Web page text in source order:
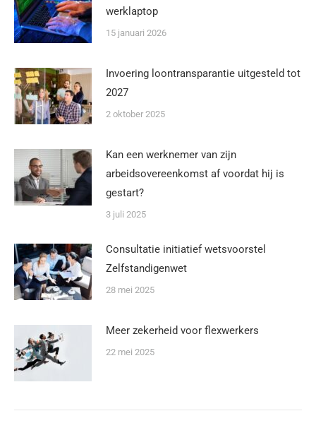
werklaptop
15 januari 2026
Invoering loontransparantie uitgesteld tot
2027
2 oktober 2025
Kan een werknemer van zijn
arbeidsovereenkomst af voordat hij is
gestart?
3 juli 2025
Consultatie initiatief wetsvoorstel
Zelfstandigenwet
28 mei 2025
Meer zekerheid voor flexwerkers
22 mei 2025